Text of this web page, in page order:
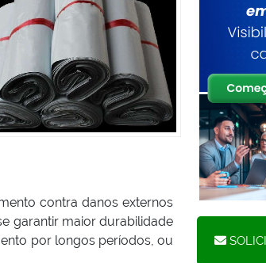
contra danos externos
garantir maior durabilidade
por longos períodos, ou